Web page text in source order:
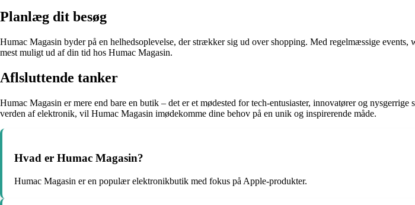
Planlæg dit besøg
Humac Magasin byder på en helhedsoplevelse, der strækker sig ud over shopping. Med regelmæssige
mest muligt ud af din tid hos Humac Magasin.
Aflsluttende tanker
Humac Magasin er mere end bare en butik – det er et mødested for tech-entusiaster, innovatører og
verden af elektronik, vil Humac Magasin imødekomme dine behov på en unik og inspirerende måde.
Hvad er Humac Magasin?
Humac Magasin er en populær elektronikbutik med fokus på Apple-produkter.